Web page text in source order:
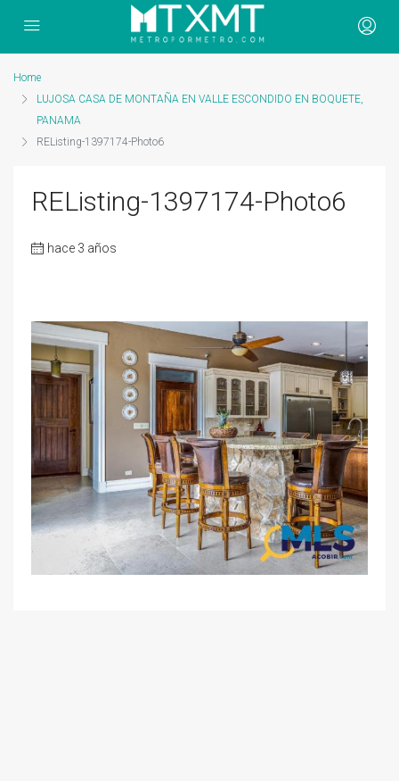
Home
LUJOSA CASA DE MONTAÑA EN VALLE ESCONDIDO EN BOQUETE,
PANAMA
REListing-1397174-Photo6
REListing-1397174-Photo6
hace 3 años